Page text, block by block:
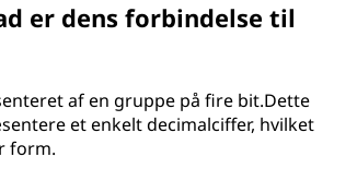
er dens forbindelse til
af en gruppe på fire bit.Dette
et enkelt decimalciffer, hvilket
form.